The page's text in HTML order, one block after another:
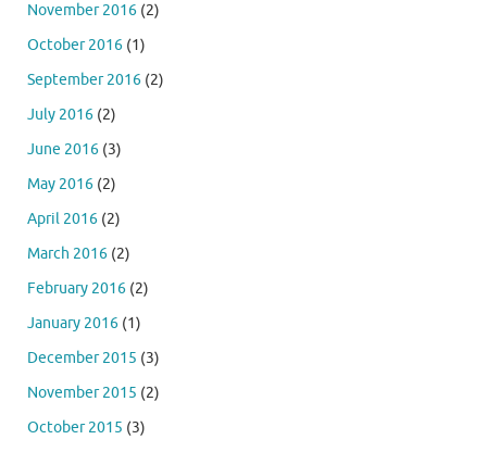
November 2016 (2)
October 2016 (1)
September 2016 (2)
July 2016 (2)
June 2016 (3)
May 2016 (2)
April 2016 (2)
March 2016 (2)
February 2016 (2)
January 2016 (1)
December 2015 (3)
November 2015 (2)
October 2015 (3)